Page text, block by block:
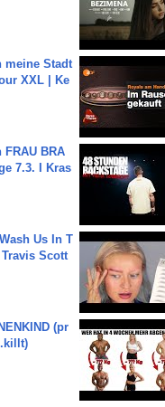
meine Stadt
XXL | Ke
BRA
7.3. I Kras
Us In T
Scott
(pr